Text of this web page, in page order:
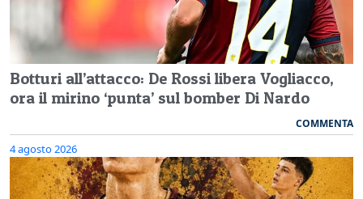
Botturi all’attacco: De Rossi libera Vogliacco,
ora il mirino ‘punta’ sul bomber Di Nardo
COMMENTA
4 agosto 2026